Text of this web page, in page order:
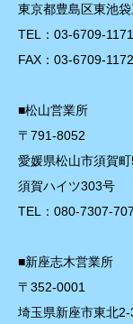
東京都豊島区東池
TEL：03-6709-1171
FAX：03-6709-1172
■松山営業所
〒791-8052
愛媛県松山市須賀
須賀ハイツ303号
TEL：080-7307-
■新座志木営業所
〒352-0001
埼玉県新座市東北